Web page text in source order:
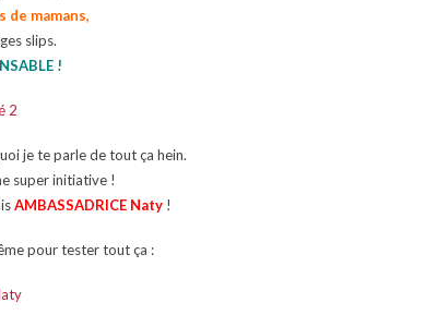
de mamans,
slips.
!
je te parle de tout ça hein.
super initiative !
AMBASSADRICE Naty !
pour tester tout ça :